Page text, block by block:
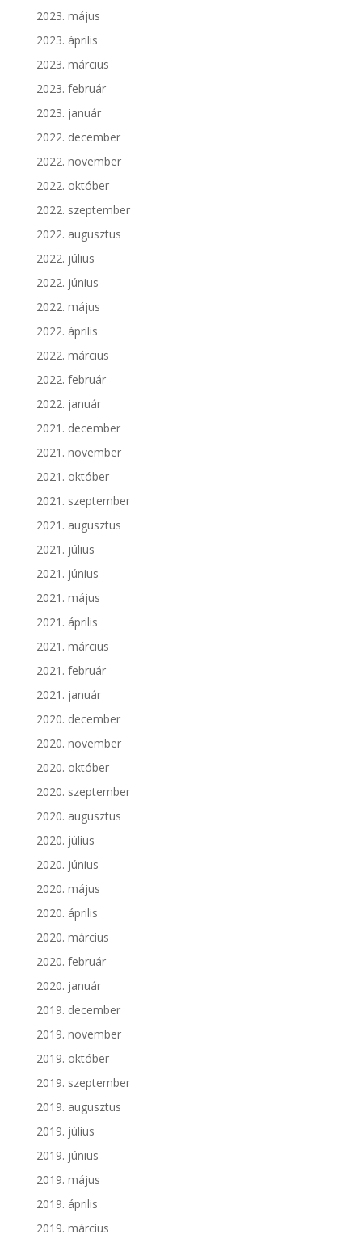
2023. május
2023. április
2023. március
2023. február
2023. január
2022. december
2022. november
2022. október
2022. szeptember
2022. augusztus
2022. július
2022. június
2022. május
2022. április
2022. március
2022. február
2022. január
2021. december
2021. november
2021. október
2021. szeptember
2021. augusztus
2021. július
2021. június
2021. május
2021. április
2021. március
2021. február
2021. január
2020. december
2020. november
2020. október
2020. szeptember
2020. augusztus
2020. július
2020. június
2020. május
2020. április
2020. március
2020. február
2020. január
2019. december
2019. november
2019. október
2019. szeptember
2019. augusztus
2019. július
2019. június
2019. május
2019. április
2019. március